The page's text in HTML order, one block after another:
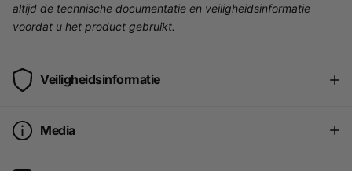
altijd de technische documentatie en veiligheidsinformatie
voordat u het product gebruikt.
Veiligheidsinformatie
Media